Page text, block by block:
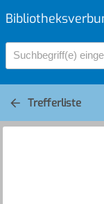
Suchbegriff(e)
Trefferliste